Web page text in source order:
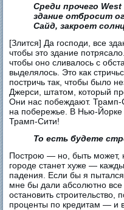
Среди прочего
здание отбросит
Сайд, закроет
[Злится] Да господи, все
чтобы это здание
чтобы оно сливалось с
выделялось. Это как
постричь так, чтобы было
Джерси, штатом, который
Они нас побеждают. Трамп-
на побережье. В Нью-Йорке
Трамп-Сити!
То есть будете
Построю — но, быть может,
городе станет хуже —
падения. Если бы я
мне бы дали абсолютно
остановить строительство,
проценты по кредитам — и